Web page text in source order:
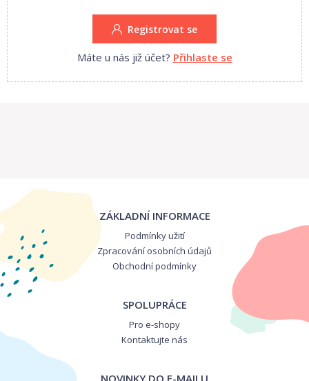
Registrovat se
Máte u nás již účet? Přihlaste se
ZÁKLADNÍ INFORMACE
Podmínky užití
Zpracování osobních údajů
Obchodní podmínky
SPOLUPRÁCE
Pro e-shopy
Kontaktujte nás
NOVINKY DO E-MAILU